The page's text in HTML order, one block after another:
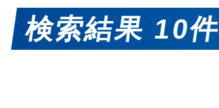
検索結果 10件